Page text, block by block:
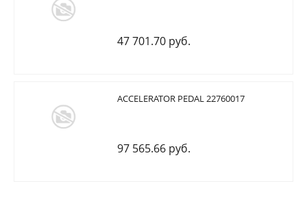
47 701.70 руб.
ACCELERATOR PEDAL 22760017
97 565.66 руб.